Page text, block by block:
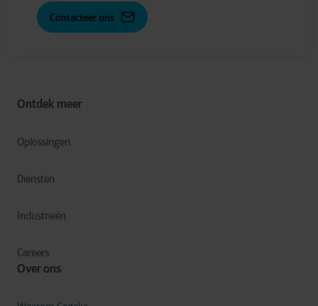
Ontdek meer
Oplossingen
Diensten
Industrieën
Careers
Over ons
Contacteer ons